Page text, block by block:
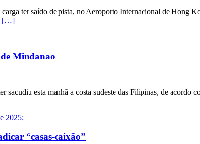
ter saído de pista, no Aeroporto Internacional de Hong
[…]
Mindanao
sacudiu esta manhã a costa sudeste das Filipinas, de
“casas-caixão”